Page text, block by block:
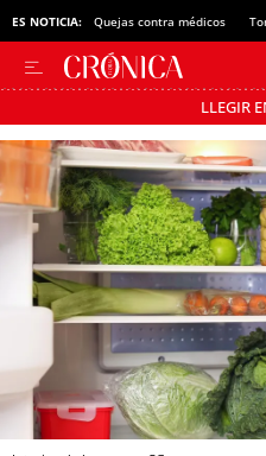
ES NOTICIA: Quejas contra médicos
LLEGIR
Pásate al MODO